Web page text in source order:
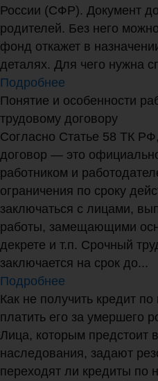
России (СФР). Документ
родителей. Без него
фонд откажет в
деталях. Для чего нужна
Подробнее
Понятие и особенности
трудовому договору
Согласно Статье 58 ТК
договор — это
работником и
ограничения по сроку
заключаться с лицами,
работы, замещающими
декрете и т.п. Срочный
заключается на срок до...
Подробнее
Как не получить кредит
платить его за умершего
Лица, которым предстоит
наследования, задают
переходят ли кредиты по